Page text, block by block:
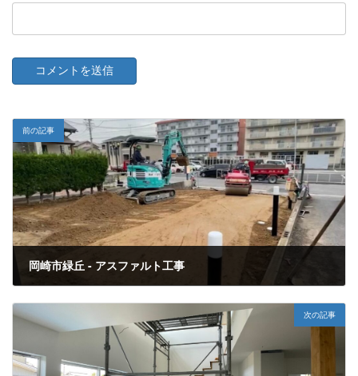
前の記事
岡崎市緑丘 - アスファルト工事
次の記事